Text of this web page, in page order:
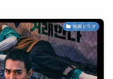
映画ドラマ